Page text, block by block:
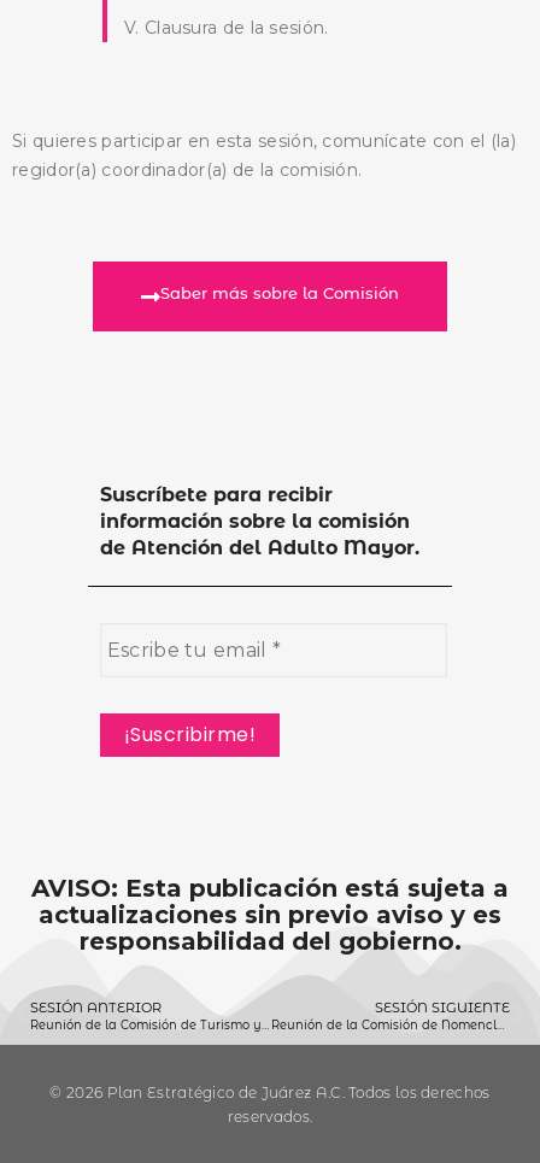
V. Clausura de la sesión.
Si quieres participar en esta sesión, comunícate con el (la)
regidor(a) coordinador(a) de la comisión.
Saber más sobre la Comisión
Suscríbete para recibir
información sobre la comisión
de Atención del Adulto Mayor.
AVISO: Esta publicación está sujeta a
actualizaciones sin previo aviso y es
responsabilidad del gobierno.
SESIÓN ANTERIOR SESIÓN SIGUIENTE
© 2026 Plan Estratégico de Juárez A.C. Todos los derechos
reservados.